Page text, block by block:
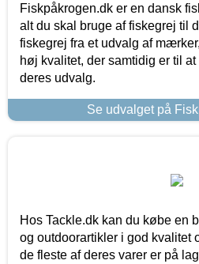
Fiskpåkrogen.dk er en dansk
alt du skal bruge af fiskegrej til
fiskegrej fra et udvalg af
høj kvalitet, der samtidig er til
deres udvalg.
Se udvalget på
Hos Tackle.dk kan du købe en
og outdoorartikler i god kvalitet
de fleste af deres varer er på